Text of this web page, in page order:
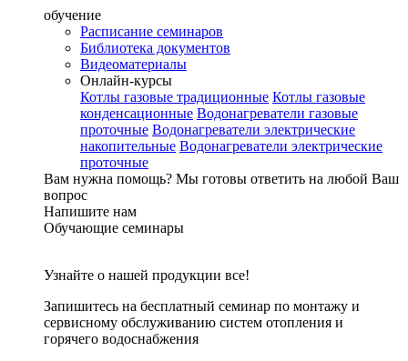
обучение
Расписание семинаров
Библиотека документов
Видеоматериалы
Онлайн-курсы
Котлы газовые традиционные Котлы газовые
конденсационные Водонагреватели газовые
проточные Водонагреватели электрические
накопительные Водонагреватели электрические
проточные
Вам нужна помощь? Мы готовы ответить на любой Ваш
вопрос
Напишите нам
Обучающие семинары
Узнайте о нашей продукции все!
Запишитесь на бесплатный семинар по монтажу и
сервисному обслуживанию систем отопления и
горячего водоснабжения